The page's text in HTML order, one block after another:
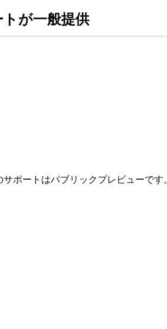
が一般提供
ポートはパブリックプレビューです。